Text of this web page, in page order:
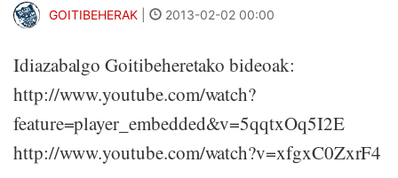
GOITIBEHERAK 2013-02-02 00:00
Idiazabalgo Goitibeheretako bideoak:
http://www.youtube.com/watch?
feature=player_embedded&v=5qqtxOq5I2E
http://www.youtube.com/watch?v=xfgxC0ZxrF4